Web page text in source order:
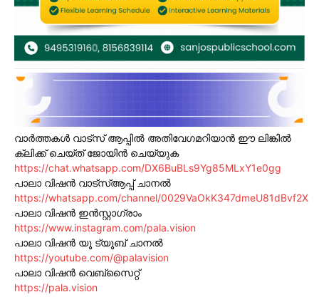
വാർത്തകൾ വാട്സ് ആപ്പിൽ അതിവേഗമറിയാൻ ഈ ലിങ്കിൽ
ക്ലിക്ക് ചെയ്ത് ജോയിൻ ചെയ്യുക
https://chat.whatsapp.com/DX6BuBLs9Yg85MLxY1e0gg
പാലാ വിഷൻ വാട്സ്ആപ്പ് ചാനൽ
https://whatsapp.com/channel/0029VaOkK347dmeU81dBvf2X
പാലാ വിഷൻ ഇൻസ്റ്റാഗ്രാം
https://www.instagram.com/pala.vision
പാലാ വിഷൻ യൂ ട്യൂബ് ചാനൽ
https://youtube.com/@palavision
പാലാ വിഷൻ വെബ്സൈറ്റ്
https://pala.vision